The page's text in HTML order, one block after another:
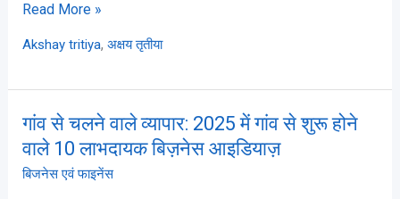
महत्व
Read More »
Akshay tritiya, अक्षय तृतीया
गांव से चलने वाले व्यापार: 2025 में गांव से शुरू होने
वाले 10 लाभदायक बिज़नेस आइडियाज़
बिजनेस एवं फाइनेंस
गांव
से
चलने